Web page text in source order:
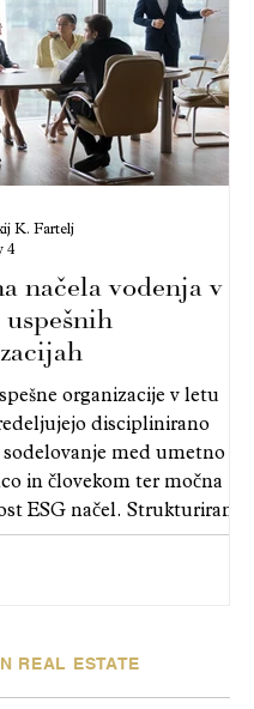
načela vodenja v
uspešnih
organizacije v letu
disciplinirano
med umetno
in človekom ter močna
ESG načel. Strukturirani
učinkovitost in
v namen
pritiskih ter globalni
K. Fartelj
4
REAL ESTATE